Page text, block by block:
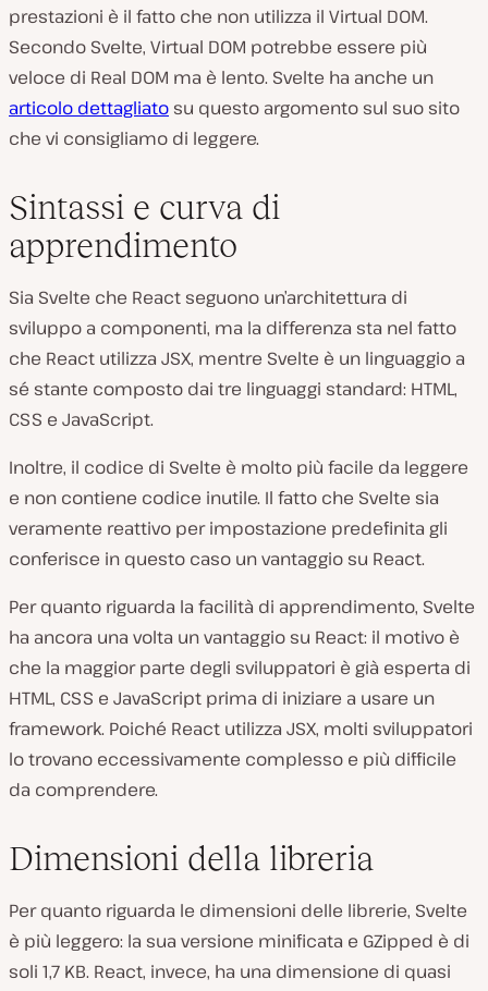
prestazioni è il fatto che non utilizza il Virtual DOM.
Secondo Svelte, Virtual DOM potrebbe essere più
veloce di Real DOM ma è lento. Svelte ha anche un
articolo dettagliato su questo argomento sul suo sito
che vi consigliamo di leggere.
Sintassi e curva di
apprendimento
Sia Svelte che React seguono un’architettura di
sviluppo a componenti, ma la differenza sta nel fatto
che React utilizza JSX, mentre Svelte è un linguaggio a
sé stante composto dai tre linguaggi standard: HTML,
CSS e JavaScript.
Inoltre, il codice di Svelte è molto più facile da leggere
e non contiene codice inutile. Il fatto che Svelte sia
veramente reattivo per impostazione predefinita gli
conferisce in questo caso un vantaggio su React.
Per quanto riguarda la facilità di apprendimento, Svelte
ha ancora una volta un vantaggio su React: il motivo è
che la maggior parte degli sviluppatori è già esperta di
HTML, CSS e JavaScript prima di iniziare a usare un
framework. Poiché React utilizza JSX, molti sviluppatori
lo trovano eccessivamente complesso e più difficile
da comprendere.
Dimensioni della libreria
Per quanto riguarda le dimensioni delle librerie, Svelte
è più leggero: la sua versione minificata e GZipped è di
soli 1,7 KB. React, invece, ha una dimensione di quasi